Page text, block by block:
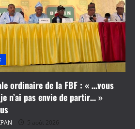
ordinaire de la FBF : « …vous
n’ai pas envie de partir… »
5 août 2026